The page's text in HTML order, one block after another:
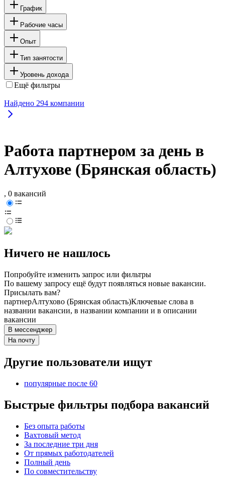
График
Рабочие часы
Опыт
Тип занятости
Уровень дохода
Ещё фильтры
Найдено 294 компании
Работа партнером за день в
Алтухове (Брянская область)
, 0 вакансий
Ничего не нашлось
Попробуйте изменить запрос или фильтры
По вашему запросу ещё будут появляться новые вакансии.
Присылать вам?
партнерАлтухово (Брянская область)Ключевые слова в
названии вакансии, в названии компании и в описании
вакансии
В мессенджер
На почту
Другие пользователи ищут
популярные после 60
Быстрые фильтры подбора вакансий
Без опыта работы
Вахтовый метод
За последние три дня
От прямых работодателей
Полный день
По совместительству